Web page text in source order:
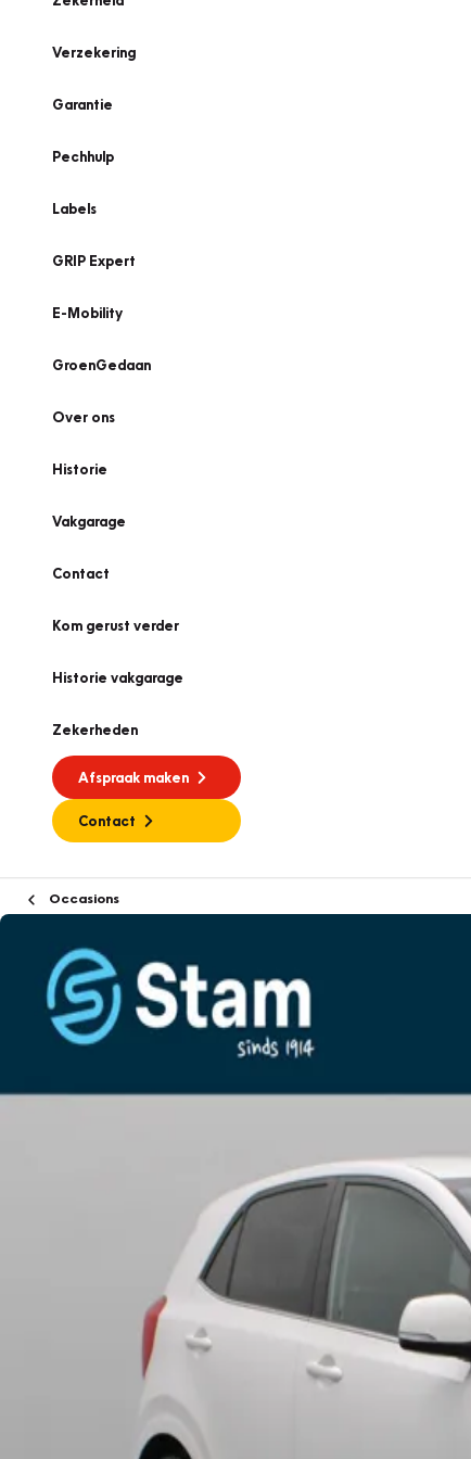
Verzekering
Garantie
Pechhulp
Labels
GRIP Expert
E-Mobility
GroenGedaan
Over ons
Historie
Vakgarage
Contact
Kom gerust verder
Historie vakgarage
Zekerheden
Afspraak maken
Contact
Occasions